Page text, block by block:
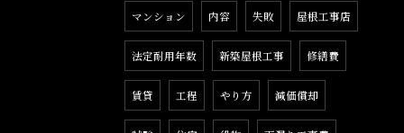
マンション 内容 失敗 屋根工事店
法定耐用年数 新築屋根工事 修繕費
賃貸 工程 やり方 減価償却